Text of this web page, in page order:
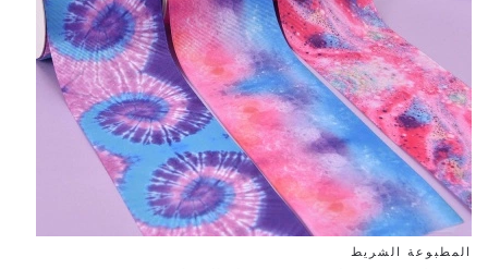
المطبوعة الشريط